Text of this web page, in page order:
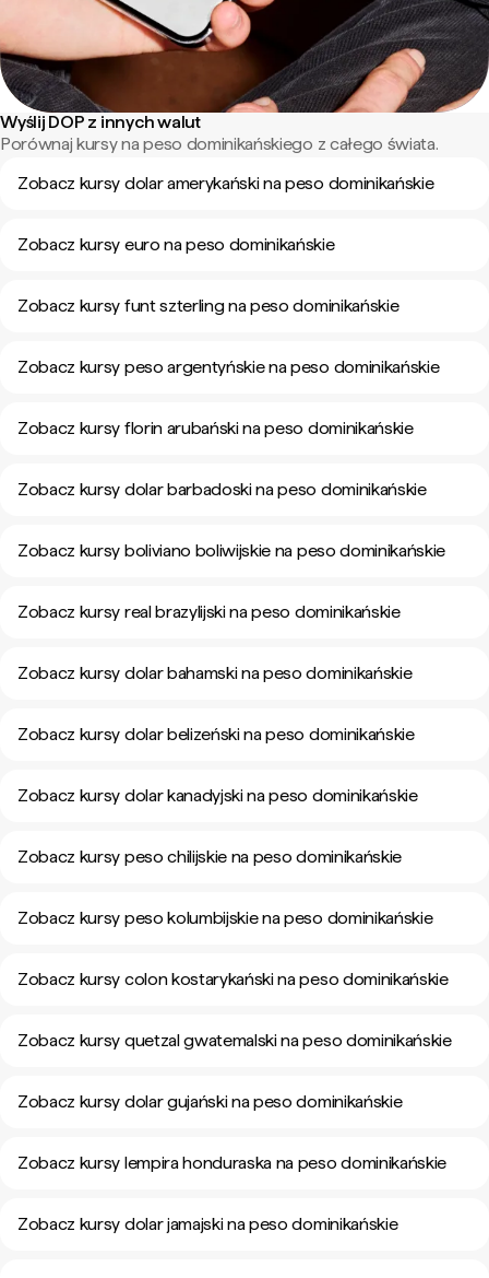
Wyślij DOP z innych walut
Porównaj kursy na peso dominikańskiego z całego świata.
Zobacz kursy dolar amerykański na peso dominikańskie
Zobacz kursy euro na peso dominikańskie
Zobacz kursy funt szterling na peso dominikańskie
Zobacz kursy peso argentyńskie na peso dominikańskie
Zobacz kursy florin arubański na peso dominikańskie
Zobacz kursy dolar barbadoski na peso dominikańskie
Zobacz kursy boliviano boliwijskie na peso dominikańskie
Zobacz kursy real brazylijski na peso dominikańskie
Zobacz kursy dolar bahamski na peso dominikańskie
Zobacz kursy dolar belizeński na peso dominikańskie
Zobacz kursy dolar kanadyjski na peso dominikańskie
Zobacz kursy peso chilijskie na peso dominikańskie
Zobacz kursy peso kolumbijskie na peso dominikańskie
Zobacz kursy colon kostarykański na peso dominikańskie
Zobacz kursy quetzal gwatemalski na peso dominikańskie
Zobacz kursy dolar gujański na peso dominikańskie
Zobacz kursy lempira honduraska na peso dominikańskie
Zobacz kursy dolar jamajski na peso dominikańskie